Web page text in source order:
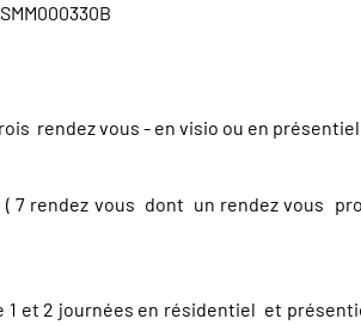
rendez vous - en visio ou en
7 rendez vous dont un rendez vous
1 et 2 journées en résidentiel et